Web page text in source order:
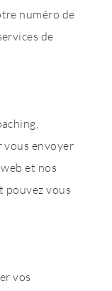
numéro de
de
vous envoyer
et nos
pouvez vous
vos